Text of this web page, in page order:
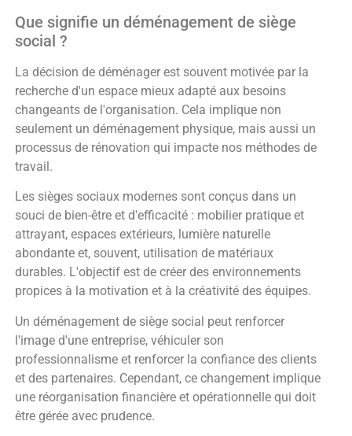
Que signifie un déménagement de siège
social ?
La décision de déménager est souvent motivée par la
recherche d'un espace mieux adapté aux besoins
changeants de l'organisation. Cela implique non
seulement un déménagement physique, mais aussi un
processus de rénovation qui impacte nos méthodes de
travail.
Les sièges sociaux modernes sont conçus dans un
souci de bien-être et d'efficacité : mobilier pratique et
attrayant, espaces extérieurs, lumière naturelle
abondante et, souvent, utilisation de matériaux
durables. L'objectif est de créer des environnements
propices à la motivation et à la créativité des équipes.
Un déménagement de siège social peut renforcer
l'image d'une entreprise, véhiculer son
professionnalisme et renforcer la confiance des clients
et des partenaires. Cependant, ce changement implique
une réorganisation financière et opérationnelle qui doit
être gérée avec prudence.